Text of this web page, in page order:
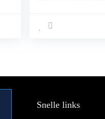
Visgerei
Snelle links